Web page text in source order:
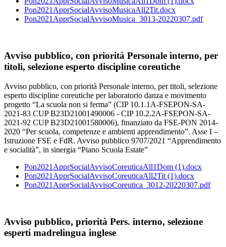
Pon2021ApprSocialAvvisoMusicaAll2Tit.docx
Pon2021ApprSocialAvvisoMusica_3013-20220307.pdf
Avviso pubblico, con priorità Personale interno, per
titoli, selezione esperto discipline coreutiche
Avviso pubblico, con priorità Personale interno, per titoli, selezione
esperto discipline coreutiche per laboratorio danza e movimento
progetto “La scuola non si ferma” (CIP 10.1.1A-FSEPON-SA-
2021-83 CUP B23D21001490006 - CIP 10.2.2A-FSEPON-SA-
2021-92 CUP B23D21001580006), finanziato da FSE-PON 2014-
2020 “Per scuola, competenze e ambienti apprendimento”. Asse I –
Istruzione FSE e FdR. Avviso pubblico 9707/2021 “Apprendimento
e socialità”, in sinergia “Piano Scuola Estate”
Pon2021ApprSocialAvvisoCoreuticaAll1Dom (1).docx
Pon2021ApprSocialAvvisoCoreuticaAll2Tit (1).docx
Pon2021ApprSocialAvvisoCoreutica_3012-20220307.pdf
Avviso pubblico, priorità Pers. interno, selezione
esperti madrelingua inglese